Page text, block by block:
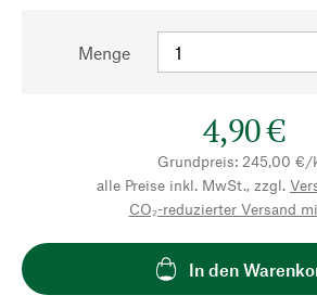
Menge
4,90 €
Grundpreis: 245,00 €/
alle Preise inkl. MwSt., zzgl.
CO₂-reduzierter Versand
In den